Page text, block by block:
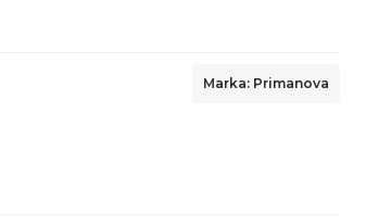
Marka: Primanova